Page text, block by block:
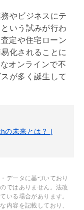
やビジネスにテ
いう試みが行わ
定や住宅ローン
化されることに
オンラインで不
が多く誕生して
の未来とは？ |
データに基づいており
ではありません。法改
いる場合があります。
内容を記載しており、